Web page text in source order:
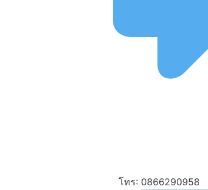
โทร: 0866290958